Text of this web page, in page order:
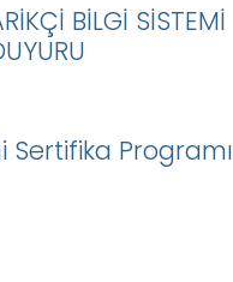
BİLGİ SİSTEMİ
Sertifika Programı